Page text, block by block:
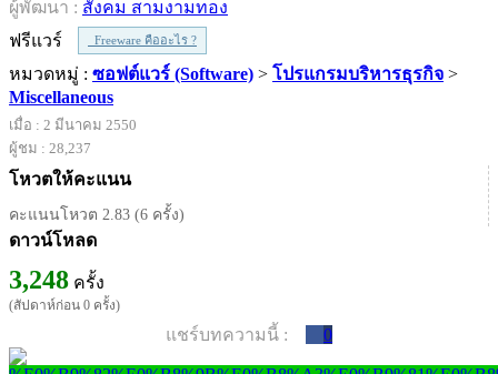
ผู้พัฒนา : สังคม สามงามทอง
ฟรีแวร์
Freeware คืออะไร ?
หมวดหมู่ : ซอฟต์แวร์ (Software) > โปรแกรมบริหารธุรกิจ >
Miscellaneous
เมื่อ : 2 มีนาคม 2550
ผู้ชม : 28,237
โหวตให้คะแนน
คะแนนโหวต 2.83 (6 ครั้ง)
ดาวน์โหลด
3,248 ครั้ง
(สัปดาห์ก่อน 0 ครั้ง)
แชร์บทความนี้ : 0